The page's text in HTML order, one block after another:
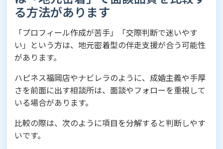
る方法があります
「プロフィール作成が苦手」「交際判断で迷いやす
い」という方は、地元密着型の伴走支援が合う可能性
があります。
ハピネス福岡店やナビレラのように、成婚主義や手厚
さを前面に出す相談所は、面談やフォローを重視して
いる場合があります。
比較の際は、次のように項目を分解すると判断しやす
いです。